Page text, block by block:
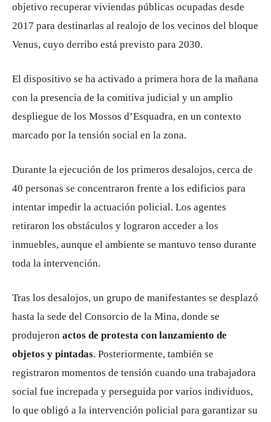
objetivo recuperar viviendas públicas ocupadas desde
2017 para destinarlas al realojo de los vecinos del bloque
Venus, cuyo derribo está previsto para 2030.
El dispositivo se ha activado a primera hora de la mañana
con la presencia de la comitiva judicial y un amplio
despliegue de los Mossos d’Esquadra, en un contexto
marcado por la tensión social en la zona.
Durante la ejecución de los primeros desalojos, cerca de
40 personas se concentraron frente a los edificios para
intentar impedir la actuación policial. Los agentes
retiraron los obstáculos y lograron acceder a los
inmuebles, aunque el ambiente se mantuvo tenso durante
toda la intervención.
Tras los desalojos, un grupo de manifestantes se desplazó
hasta la sede del Consorcio de la Mina, donde se
produjeron actos de protesta con lanzamiento de
objetos y pintadas. Posteriormente, también se
registraron momentos de tensión cuando una trabajadora
social fue increpada y perseguida por varios individuos,
lo que obligó a la intervención policial para garantizar su